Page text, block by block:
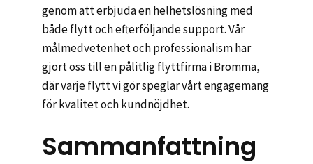
genom att erbjuda en helhetslösning med
både flytt och efterföljande support. Vår
målmedvetenhet och professionalism har
gjort oss till en pålitlig flyttfirma i Bromma,
där varje flytt vi gör speglar vårt engagemang
för kvalitet och kundnöjdhet.
Sammanfattning